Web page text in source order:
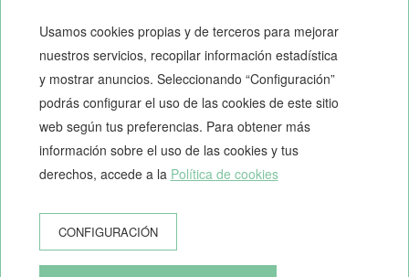
NEPTUNO APARTMENTS
C/ Sant Josep, 84 - 08370 Calella, Barcelona (España)
+34 937 690 311
info@neptunoapartments.com
HUTB-007038, HUTB-007039, HUTB-007040, HUTB-007041,
HUTB-007042, HUTB-007043, HUTB-007044, HUTB-007045,
HUTB-007046
¿CÓMO LLEGAR?
© 2026 Neptuno Apartments
Usamos cookies propias y de terceros para mejorar
nuestros servicios, recopilar información estadística
y mostrar anuncios. Seleccionando “Configuración”
podrás configurar el uso de las cookies de este sitio
web según tus preferencias. Para obtener más
información sobre el uso de las cookies y tus
derechos, accede a la Política de cookies
CONFIGURACIÓN